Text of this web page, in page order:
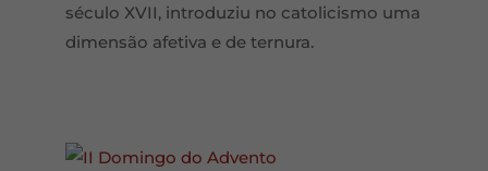
século XVII, introduziu no catolicismo uma
dimensão afetiva e de ternura.